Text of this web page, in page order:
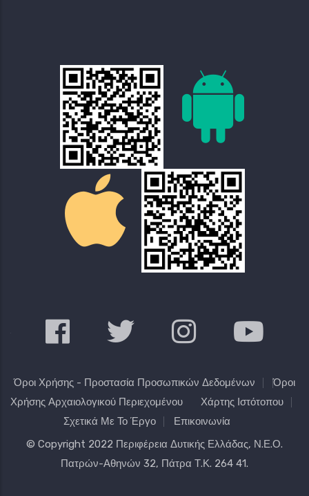
Όροι Χρήσης - Προστασία Προσωπικών Δεδομένων
Όροι
Χρήσης Αρχαιολογικού Περιεχομένου
Χάρτης Ιστότοπου
Σχετικά Με Το Έργο
Επικοινωνία
© Copyright 2022 Περιφέρεια Δυτικής Ελλάδας, Ν.Ε.Ο.
Πατρών-Αθηνών 32, Πάτρα Τ.Κ. 264 41.